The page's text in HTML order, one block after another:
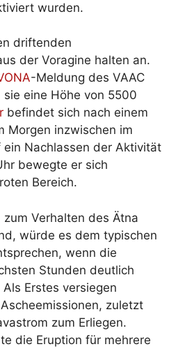
wurden.
driftenden
der Voragine halten an.
-Meldung des VAAC
sie eine Höhe von 5500
befindet sich nach einem
Morgen inzwischen im
Nachlassen der Aktivität
bewegte er sich
Bereich.
zum Verhalten des Ätna
würde es dem typischen
wenn die
Stunden deutlich
Erstes versiegen
zuletzt
zum Erliegen.
die Eruption für mehrere